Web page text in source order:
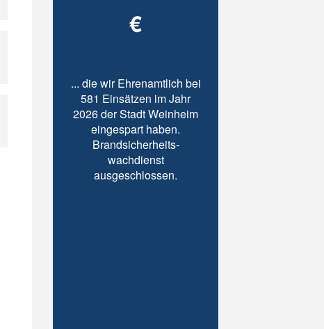
€
... die wir Ehrenamtlich bei
581 Einsätzen im Jahr
2026 der Stadt Weinheim
eingespart haben.
Brandsicherheits-
wachdienst
ausgeschlossen.